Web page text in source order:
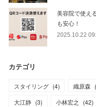
美容院で使え
も安心！
2025.10.22
カテゴリ
スタイリング (4) 織原森
大江静 (3) 小林宏之 (42)